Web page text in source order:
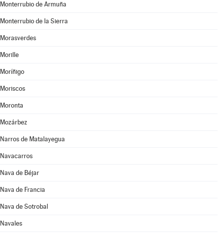
Monterrubio de Armuña
Monterrubio de la Sierra
Morasverdes
Morille
Moríñigo
Moriscos
Moronta
Mozárbez
Narros de Matalayegua
Navacarros
Nava de Béjar
Nava de Francia
Nava de Sotrobal
Navales